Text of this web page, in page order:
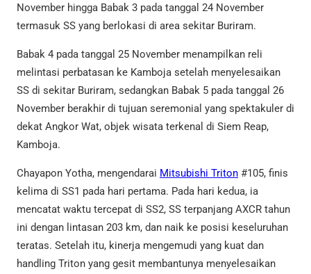
November hingga Babak 3 pada tanggal 24 November
termasuk SS yang berlokasi di area sekitar Buriram.
Babak 4 pada tanggal 25 November menampilkan reli
melintasi perbatasan ke Kamboja setelah menyelesaikan
SS di sekitar Buriram, sedangkan Babak 5 pada tanggal 26
November berakhir di tujuan seremonial yang spektakuler di
dekat Angkor Wat, objek wisata terkenal di Siem Reap,
Kamboja.
Chayapon Yotha, mengendarai Mitsubishi Triton #105, finis
kelima di SS1 pada hari pertama. Pada hari kedua, ia
mencatat waktu tercepat di SS2, SS terpanjang AXCR tahun
ini dengan lintasan 203 km, dan naik ke posisi keseluruhan
teratas. Setelah itu, kinerja mengemudi yang kuat dan
handling Triton yang gesit membantunya menyelesaikan